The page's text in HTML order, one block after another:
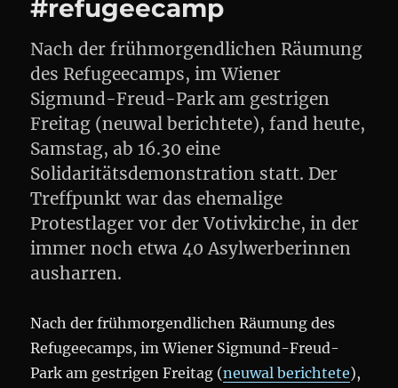
#refugeecamp
Nach der frühmorgendlichen Räumung
des Refugeecamps, im Wiener
Sigmund-Freud-Park am gestrigen
Freitag (neuwal berichtete), fand heute,
Samstag, ab 16.30 eine
Solidaritätsdemonstration statt. Der
Treffpunkt war das ehemalige
Protestlager vor der Votivkirche, in der
immer noch etwa 40 Asylwerberinnen
ausharren.
Nach der frühmorgendlichen Räumung des
Refugeecamps, im Wiener Sigmund-Freud-
Park am gestrigen Freitag (neuwal berichtete),